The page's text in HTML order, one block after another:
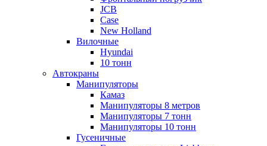
JCB
Case
New Holland
Вилочные
Hyundai
10 тонн
Автокраны
Манипуляторы
Камаз
Манипуляторы 8 метров
Манипуляторы 7 тонн
Манипуляторы 10 тонн
Гусеничные